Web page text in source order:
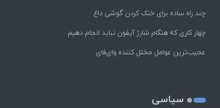
چند راه‌ ساده برای خنک کردن گوشی داغ
چهار کاری که هنگام شارژ آیفون نباید انجام دهیم
عجیب‌ترین عوامل مختل کننده وای‌فای
سیاسی